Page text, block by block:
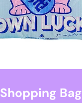
Shopping Bag